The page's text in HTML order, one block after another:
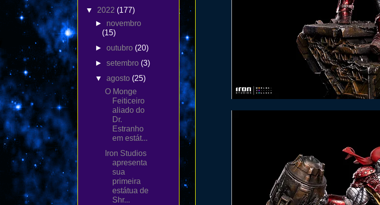
▼ 2022 (177)
► novembro
(15)
►outubro (20)
►setembro (3)
▼agosto (25)
O Monge
Feiticeiro
aliado do
Dr.
Estranho
em estát...
Iron Studios
apresenta
sua
primeira
estátua de
Shr...